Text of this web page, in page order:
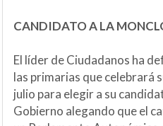
CANDIDATO A LA
El líder de Ciudadanos ha
las primarias que celebrará
julio para elegir a su
Gobierno alegando que el